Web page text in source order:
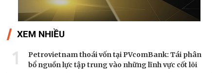
XEM NHIỀU
1
Petrovietnam thoái vốn tại PVcomBank: Tái phân
bổ nguồn lực tập trung vào những lĩnh vực cốt lõi